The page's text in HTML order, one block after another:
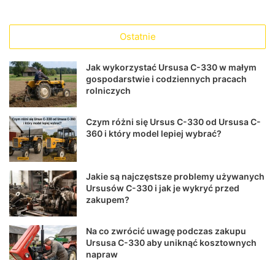
Ostatnie
Jak wykorzystać Ursusa C-330 w małym
gospodarstwie i codziennych pracach
rolniczych
Czym różni się Ursus C-330 od Ursusa C-
360 i który model lepiej wybrać?
Jakie są najczęstsze problemy używanych
Ursusów C-330 i jak je wykryć przed
zakupem?
Na co zwrócić uwagę podczas zakupu
Ursusa C-330 aby uniknąć kosztownych
napraw